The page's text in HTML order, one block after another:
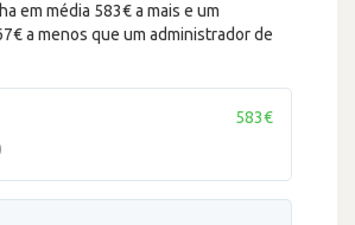
em média 583€ a mais e um
a menos que um administrador de
583€